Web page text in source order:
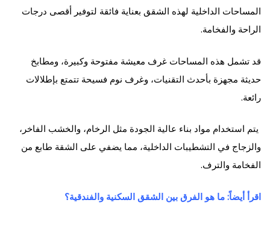
المساحات الداخلية لهذه الشقق بعناية فائقة لتوفير أقصى درجات
الراحة والفخامة.
قد تشمل هذه المساحات غرف معيشة مفتوحة وكبيرة، ومطابخ
حديثة مجهزة بأحدث التقنيات، وغرف نوم فسيحة تتمتع بإطلالات
رائعة.
يتم استخدام مواد بناء عالية الجودة مثل الرخام، والخشب الفاخر،
والزجاج في التشطيبات الداخلية، مما يضفي على الشقة طابع من
الفخامة والترف.
اقرأ أيضاً: ما هو الفرق بين الشقق السكنية والفندقية؟